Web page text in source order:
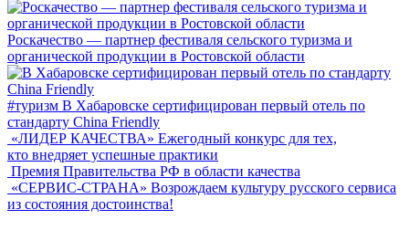
Роскачество — партнер фестиваля сельского туризма и
органической продукции в Ростовской области
#туризм В Хабаровске сертифицирован первый отель по
стандарту China Friendly
«ЛИДЕР КАЧЕСТВА» Ежегодный конкурс для тех,
кто внедряет успешные практики
Премия Правительства РФ в области качества
«СЕРВИС-СТРАНА» Возрождаем культуру русского сервиса
из состояния достоинства!